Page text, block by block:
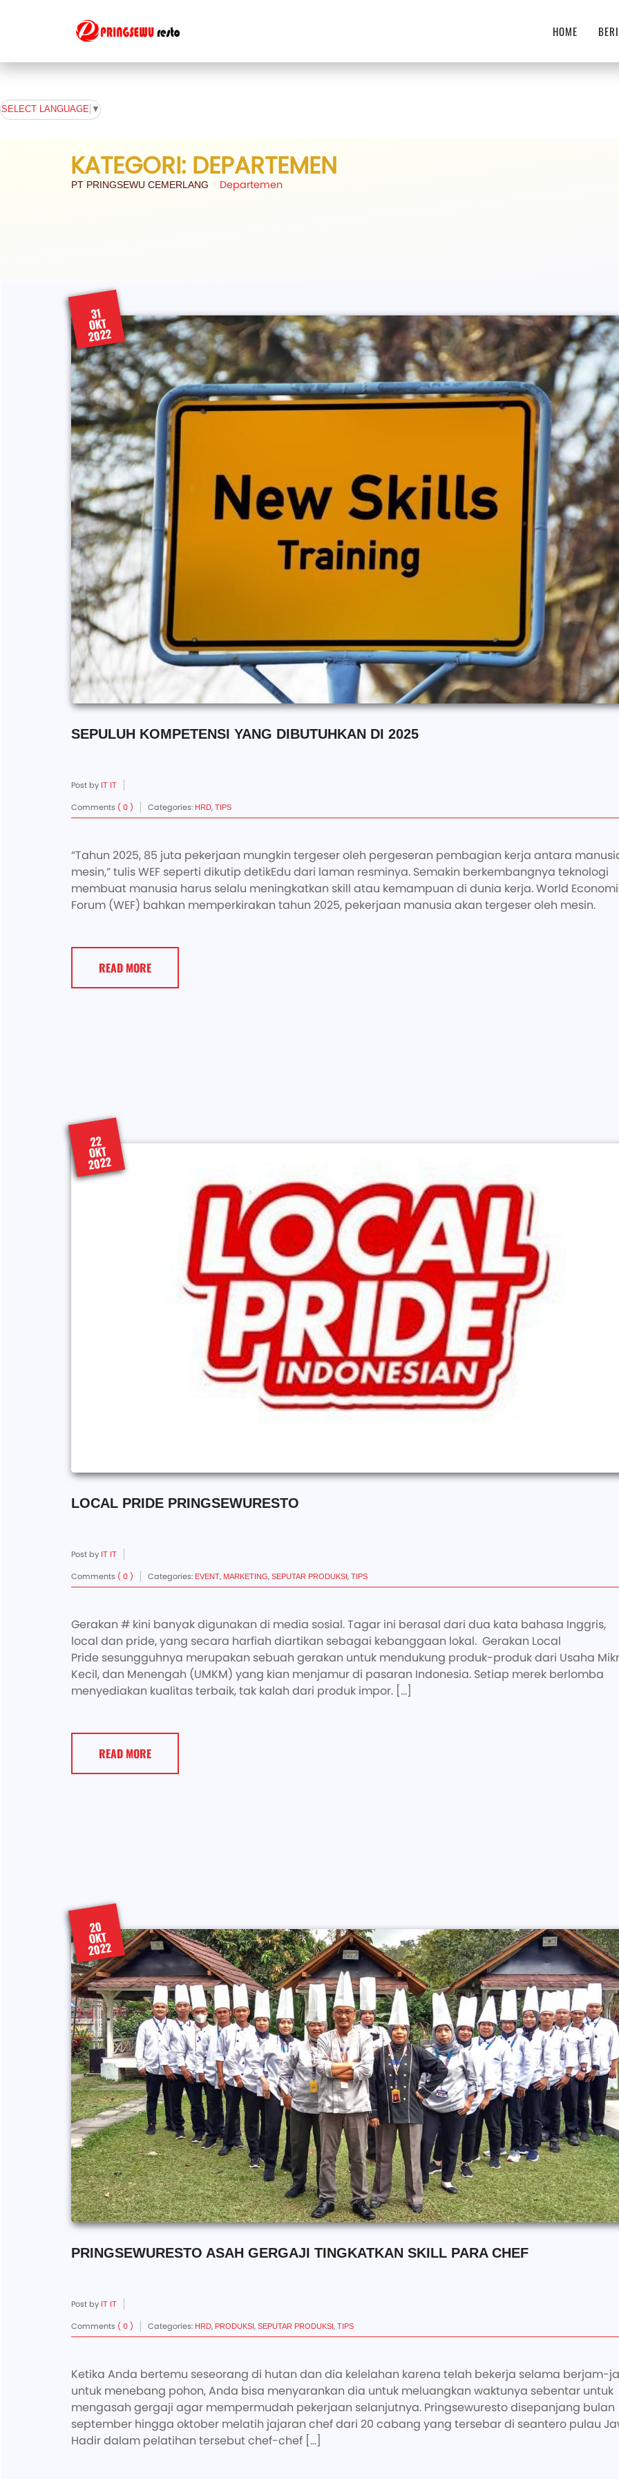
SELECT LANGUAGE ▼
HOME
KATEGORI:DEPARTEMEN
PT PRINGSEWU CEMERLANG Departemen
SEPULUH KOMPETENSI YANG DIBUTUHKAN DI 2025
Post by IT IT
Comments ( 0 ) Categories: HRD, TIPS
“Tahun 2025, 85 juta pekerjaan mungkin tergeser oleh pergeseran pembagian kerja antara
mesin,” tulis WEF seperti dikutip detikEdu dari laman resminya. Semakin berkembangnya teknologi
membuat manusia harus selalu meningkatkan skill atau kemampuan di dunia kerja. World
Forum (WEF) bahkan memperkirakan tahun 2025, pekerjaan manusia akan tergeser oleh mesin.
READ MORE
31
OKT
2022
LOCAL PRIDE PRINGSEWURESTO
Post by IT IT
Comments ( 0 ) Categories: EVENT, MARKETING, SEPUTAR PRODUKSI, TIPS
Gerakan # kini banyak digunakan di media sosial. Tagar ini berasal dari dua kata bahasa Inggris,
local dan pride, yang secara harfiah diartikan sebagai kebanggaan lokal. Gerakan Local
Pride sesungguhnya merupakan sebuah gerakan untuk mendukung produk-produk dari Usaha
Kecil, dan Menengah (UMKM) yang kian menjamur di pasaran Indonesia. Setiap merek berlomba
menyediakan kualitas terbaik, tak kalah dari produk impor. […]
READ MORE
22
OKT
2022
PRINGSEWURESTO ASAH GERGAJI TINGKATKAN SKILL PARA CHEF
Post by IT IT
Comments ( 0 ) Categories: HRD, PRODUKSI, SEPUTAR PRODUKSI, TIPS
Ketika Anda bertemu seseorang di hutan dan dia kelelahan karena telah bekerja selama berjam-
untuk menebang pohon, Anda bisa menyarankan dia untuk meluangkan waktunya sebentar untuk
mengasah gergaji agar mempermudah pekerjaan selanjutnya. Pringsewuresto disepanjang bulan
september hingga oktober melatih jajaran chef dari 20 cabang yang tersebar di seantero pulau
Hadir dalam pelatihan tersebut chef-chef […]
20
OKT
2022